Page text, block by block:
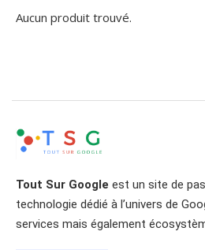
Aucun produit trouvé.
Tout Sur Google est un site de
technologie dédié à l’univers de
services mais également